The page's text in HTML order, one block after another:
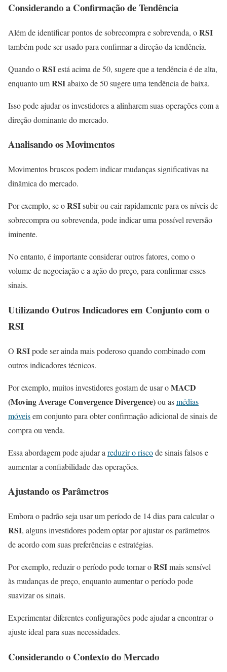
Considerando a Confirmação de Tendência
Além de identificar pontos de sobrecompra e sobrevenda, oRSI
também pode ser usado para confirmar a direção da tendência.
Quando oRSIestá acima de 50, sugere que a tendência é de alta,
enquanto umRSIabaixo de 50 sugere uma tendência de baixa.
Isso pode ajudar os investidores a alinharem suas operações com a
direção dominante do mercado.
Analisando os Movimentos
Movimentos bruscos podem indicar mudanças significativas na
dinâmica do mercado.
Por exemplo, se oRSIsubir ou cair rapidamente para os níveis de
sobrecompra ou sobrevenda, pode indicar uma possível reversão
iminente.
No entanto, é importante considerar outros fatores, como o
volume de negociação e a ação do preço, para confirmar esses
sinais.
Utilizando Outros Indicadores em Conjunto com o
RSI
O RSIpode ser ainda mais poderoso quando combinado com
outros indicadores técnicos.
Por exemplo, muitos investidores gostam de usar oMACD
(Moving Average Convergence Divergence)ou asmédias
móveisem conjunto para obter confirmação adicional de sinais de
compra ou venda.
Essa abordagem pode ajudar a reduzir o riscode sinais falsos e
aumentar a confiabilidade das operações.
Ajustando os Parâmetros
Embora o padrão seja usar um período de 14 dias para calcular o
RSI, alguns investidores podem optar por ajustar os parâmetros
de acordo com suas preferências e estratégias.
Por exemplo, reduzir o período pode tornar oRSImais sensível
às mudanças de preço, enquanto aumentar o período pode
suavizar os sinais.
Experimentar diferentes configurações pode ajudar a encontrar o
ajuste ideal para suas necessidades.
Considerando o Contexto do Mercado